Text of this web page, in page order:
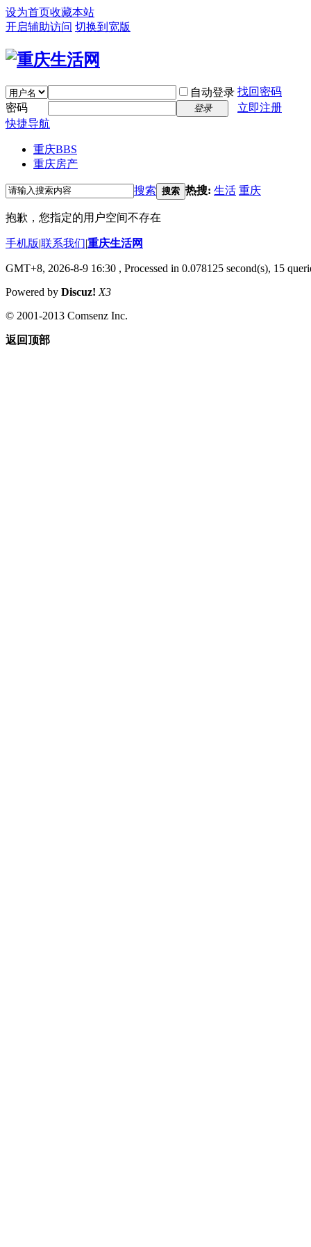
设为首页收藏本站
开启辅助访问 切换到宽版
自动登录 找回密码
密码
登录
立即注册
快捷导航
重庆BBS
重庆房产
搜索 搜索 热搜: 生活 重庆
抱歉，您指定的用户空间不存在
手机版|联系我们|重庆生活网
GMT+8, 2026-8-9 16:30 , Processed in 0.078125 second(s), 15
Powered by Discuz! X3
© 2001-2013 Comsenz Inc.
返回顶部